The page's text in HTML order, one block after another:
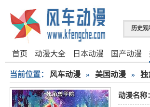
历史观
首页 动漫大全 日本动漫 国产动漫
当前位置： 风车动漫 » 美国动漫 » 独
动漫名称：